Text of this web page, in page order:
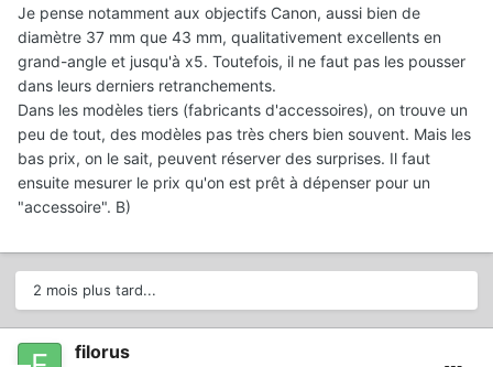
Je pense notamment aux objectifs Canon, aussi bien de
diamètre 37 mm que 43 mm, qualitativement excellents en
grand-angle et jusqu'à x5. Toutefois, il ne faut pas les pousser
dans leurs derniers retranchements.
Dans les modèles tiers (fabricants d'accessoires), on trouve un
peu de tout, des modèles pas très chers bien souvent. Mais les
bas prix, on le sait, peuvent réserver des surprises. Il faut
ensuite mesurer le prix qu'on est prêt à dépenser pour un
"accessoire". B)
2 mois plus tard...
filorus